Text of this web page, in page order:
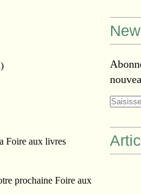
Foire aux livres
prochaine Foire aux